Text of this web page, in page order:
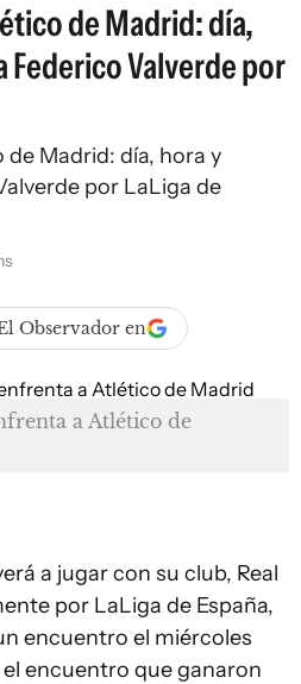
de Madrid: día,
Federico Valverde por
de Madrid: día, hora y
por LaLiga de
Observador en
a Atlético de
a jugar con su club, Real
por LaLiga de España,
encuentro el miércoles
el encuentro que ganaron